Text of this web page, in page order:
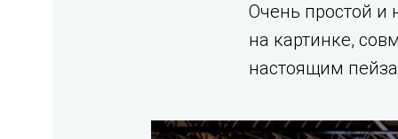
Очень простой и
на картинке,
настоящим